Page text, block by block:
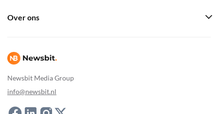
Newsbit Media Group
info@newsbit.nl
Over ons